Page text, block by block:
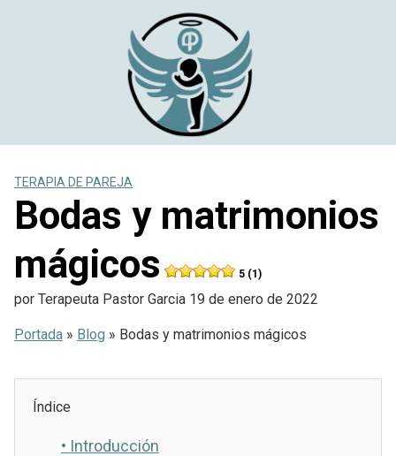
TERAPIA DE PAREJA
Bodas y matrimonios
mágicos
5 (1)
por Terapeuta Pastor Garcia 19 de enero de 2022
Portada » Blog » Bodas y matrimonios mágicos
Índice
• Introducción